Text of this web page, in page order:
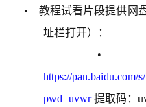
• 教程试看片段提供网
址栏打开）：
•
https://
pwd=uvwr提取码：